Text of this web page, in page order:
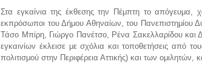
Στα εγκαίνια της έκθεσης την Πέμπτη το
εκπρόσωποι του Δήμου Αθηναίων, του Πανεπιστημίου
Τάσο Μπίρη, Γιώργο Πανέτσο, Ρένα Σακελλαρίδου και
εγκαινίων έκλεισε με σχόλια και τοποθετήσεις από
πολιτισμού στην Περιφέρεια Αττικής) και των